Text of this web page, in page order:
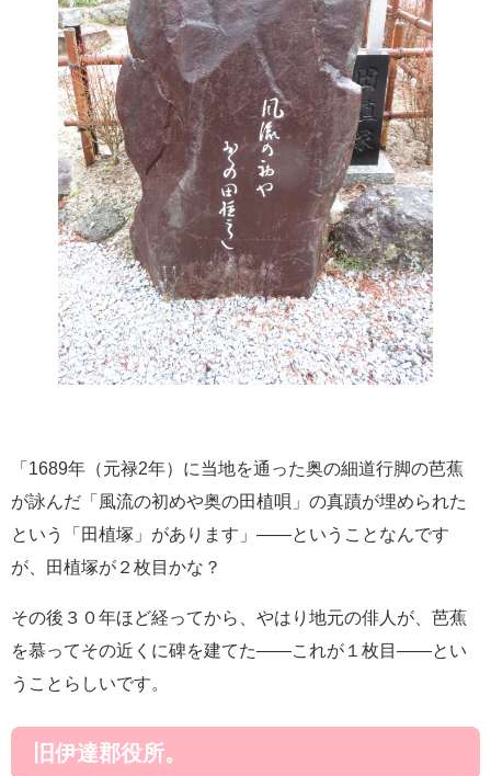
「1689年（元禄2年）に当地を通った奥の細道行脚の芭蕉
が詠んだ「風流の初めや奥の田植唄」の真蹟が埋められた
という「田植塚」があります」――ということなんです
が、田植塚が２枚目かな？
その後３０年ほど経ってから、やはり地元の俳人が、芭蕉
を慕ってその近くに碑を建てた――これが１枚目――とい
うことらしいです。
旧伊達郡役所。